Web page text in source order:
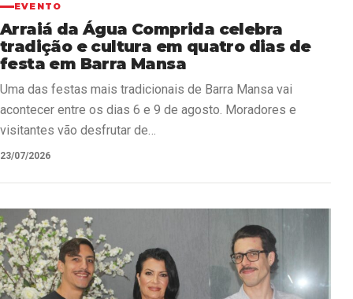
EVENTO
Arraiá da Água Comprida celebra
tradição e cultura em quatro dias de
festa em Barra Mansa
Uma das festas mais tradicionais de Barra Mansa vai
acontecer entre os dias 6 e 9 de agosto. Moradores e
visitantes vão desfrutar de…
23/07/2026